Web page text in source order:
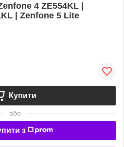
4 ZE554KL |
| Zenfone 5 Lite
Купити
або
з